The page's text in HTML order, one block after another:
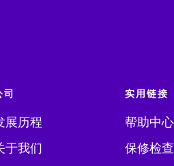
司
展历程
于我们
实用链接
帮助中心
保修检查